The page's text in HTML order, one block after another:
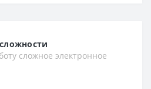
сложное электронное